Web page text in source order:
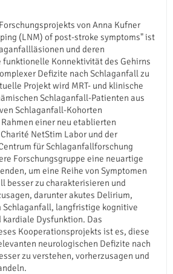
von Anna Kufner
(LNM) of post-stroke symptoms" ist
und deren
funktionelle Konnektivität des Gehirns
Defizite nach Schlaganfall zu
Projekt wird MRT- und klinische
Schlaganfall-Patienten aus
Schlaganfall-Kohorten
einer neu etablierten
NetStim Labor und der
für Schlaganfallforschung
Forschungsgruppe eine neuartige
um eine Reihe von Symptomen
besser zu charakterisieren und
darunter akutes Delirium,
Schlaganfall, langfristige kognitive
Dysfunktion. Das
Kooperationsprojekts ist es, diese
neurologischen Defizite nach
zu verstehen, vorherzusagen und